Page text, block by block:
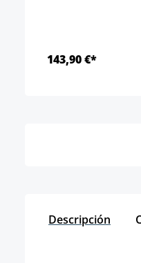
143,90 €*
Descripción